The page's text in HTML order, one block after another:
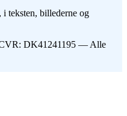
teksten, billederne og
DK41241195 — Alle